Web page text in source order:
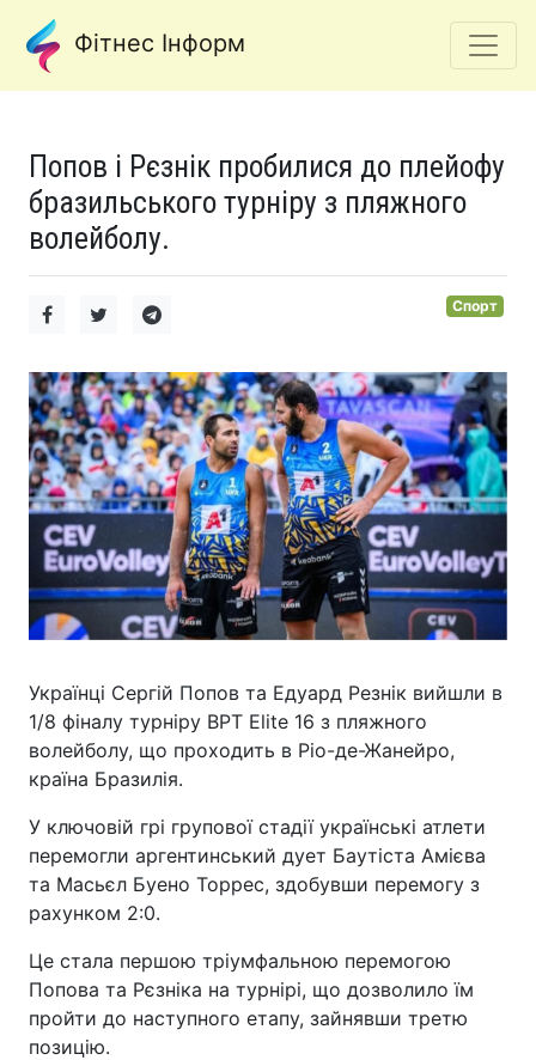
Фітнес Інформ
Попов і Рєзнік пробилися до плейофу
бразильського турніру з пляжного
волейболу.
Спорт
Українці Сергій Попов та Едуард Резнік вийшли в
1/8 фіналу турніру BPT Elite 16 з пляжного
волейболу, що проходить в Ріо-де-Жанейро,
країна Бразилія.
У ключовій грі групової стадії українські атлети
перемогли аргентинський дует Баутіста Амієва
та Масьєл Буено Торрес, здобувши перемогу з
рахунком 2:0.
Це стала першою тріумфальною перемогою
Попова та Рєзніка на турнірі, що дозволило їм
пройти до наступного етапу, зайнявши третю
позицію.